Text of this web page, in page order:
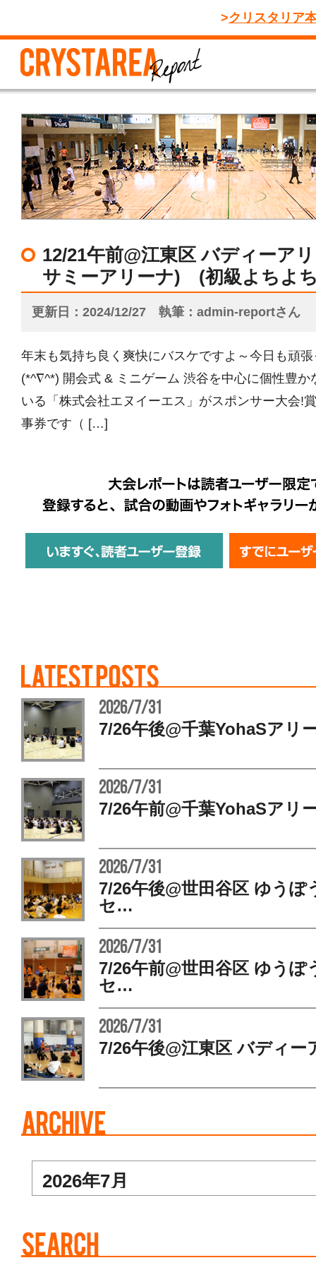
クリスタリア
12/21午前@江東区 バディーア
サミーアリーナ) (初級よちよ
更新日 2024/12/27 執筆 admin-reportさん
年末も気持ち良く爽快にバスケですよ～今日も頑
(*^∇^*) 開会式 & ミニゲーム 渋谷を中心に個性豊か
いる「株式会社エヌイーエス」がスポンサー大会!
事券です（ […]
2026/7/31
7/26午後@千葉YohaSア
2026/7/31
7/26午前@千葉YohaSア
2026/7/31
7/26午後@世田谷区 ゆうぽ
セ…
2026/7/31
7/26午前@世田谷区 ゆうぽ
セ…
2026/7/31
7/26午後@江東区 バディ